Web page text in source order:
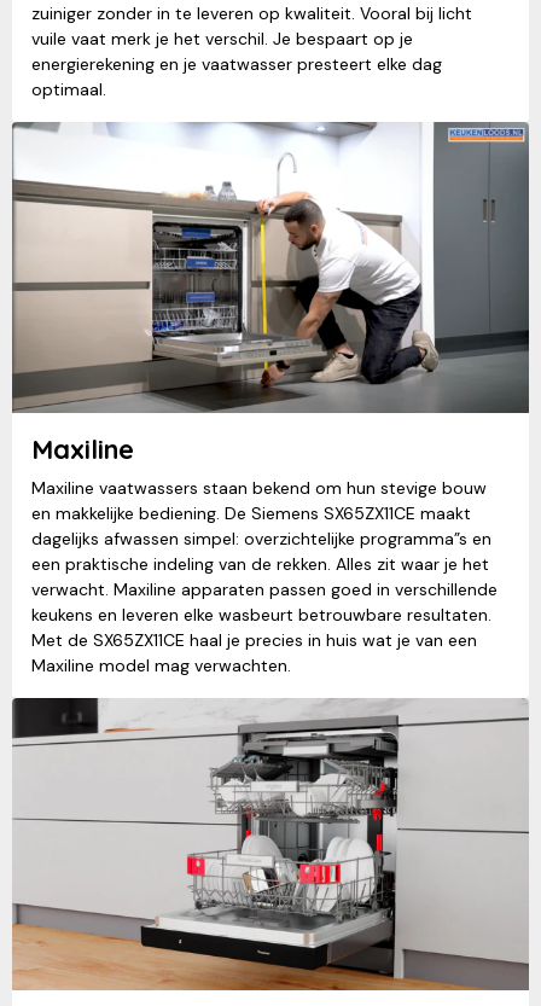
zuiniger zonder in te leveren op kwaliteit. Vooral bij licht
vuile vaat merk je het verschil. Je bespaart op je
energierekening en je vaatwasser presteert elke dag
optimaal.
Maxiline
Maxiline vaatwassers staan bekend om hun stevige bouw
en makkelijke bediening. De Siemens SX65ZX11CE maakt
dagelijks afwassen simpel: overzichtelijke programma”s en
een praktische indeling van de rekken. Alles zit waar je het
verwacht. Maxiline apparaten passen goed in verschillende
keukens en leveren elke wasbeurt betrouwbare resultaten.
Met de SX65ZX11CE haal je precies in huis wat je van een
Maxiline model mag verwachten.